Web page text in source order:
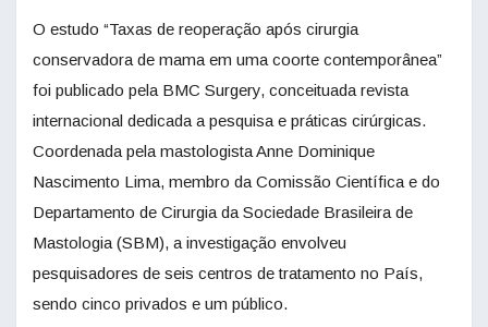
O estudo “Taxas de reoperação após cirurgia
conservadora de mama em uma coorte contemporânea”
foi publicado pela BMC Surgery, conceituada revista
internacional dedicada a pesquisa e práticas cirúrgicas.
Coordenada pela mastologista Anne Dominique
Nascimento Lima, membro da Comissão Científica e do
Departamento de Cirurgia da Sociedade Brasileira de
Mastologia (SBM), a investigação envolveu
pesquisadores de seis centros de tratamento no País,
sendo cinco privados e um público.